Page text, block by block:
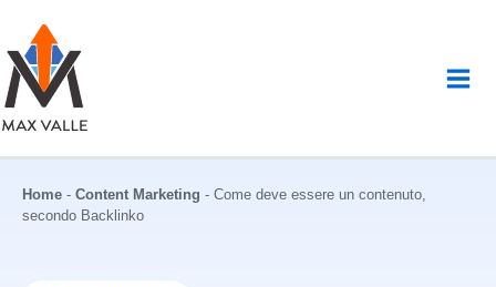
contenuto
Home - Content Marketing - Come deve essere un contenuto,
secondo Backlinko